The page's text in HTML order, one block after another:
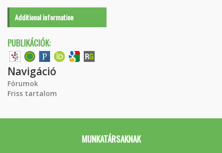
Additional information
PUBLIKÁCIÓK:
Navigáció
Fórumok
Friss tartalom
MUNKATÁRSAKNAK